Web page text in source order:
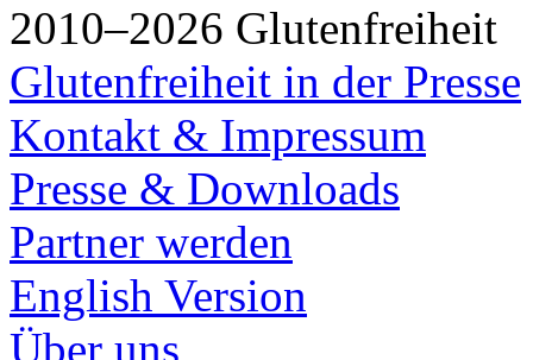
2010–2026 Glutenfreiheit
Glutenfreiheit in der Presse
Kontakt & Impressum
Presse & Downloads
Partner werden
English Version
Über uns